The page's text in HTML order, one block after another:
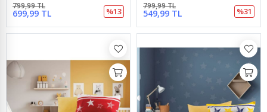
699,99 TL
799,99 TL
%13 549,99 TL
799,99 TL
%31